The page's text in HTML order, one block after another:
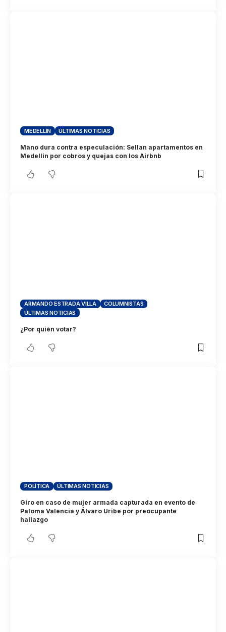
MEDELLÍN ÚLTIMAS NOTICIAS
Mano dura contra especulación: Sellan apartamentos en
Medellín por cobros y quejas con los Airbnb
ARMANDO ESTRADA VILLA
COLUMNISTAS
ÚLTIMAS NOTICIAS
¿Por quién votar?
POLÍTICA ÚLTIMAS NOTICIAS
Giro en caso de mujer armada capturada en evento de
Paloma Valencia y Álvaro Uribe por preocupante
hallazgo